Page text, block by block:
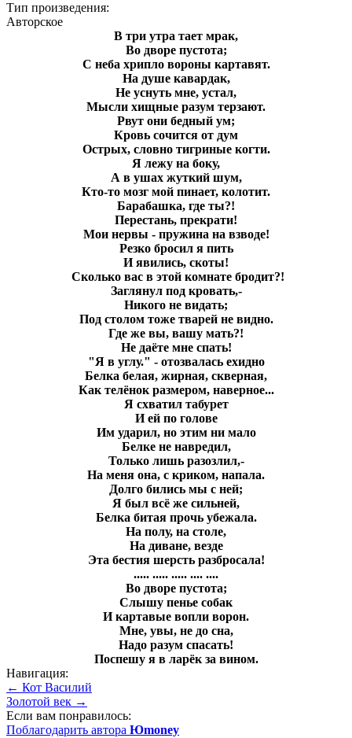
Тип произведения:
Авторское
В три утра тает мрак,
Во дворе пустота;
С неба хрипло вороны картавят.
На душе кавардак,
Не уснуть мне, устал,
Мысли хищные разум терзают.
Рвут они бедный ум;
Кровь сочится от дум
Острых, словно тигриные когти.
Я лежу на боку,
А в ушах жуткий шум,
Кто-то мозг мой пинает, колотит.
Барабашка, где ты?!
Перестань, прекрати!
Мои нервы - пружина на взводе!
Резко бросил я пить
И явились, скоты!
Сколько вас в этой комнате бродит?!
Заглянул под кровать,-
Никого не видать;
Под столом тоже тварей не видно.
Где же вы, вашу мать?!
Не даёте мне спать!
"Я в углу." - отозвалась ехидно
Белка белая, жирная, скверная,
Как телёнок размером, наверное...
Я схватил табурет
И ей по голове
Им ударил, но этим ни мало
Белке не навредил,
Только лишь разозлил,-
На меня она, с криком, напала.
Долго бились мы с ней;
Я был всё же сильней,
Белка битая прочь убежала.
На полу, на столе,
На диване, везде
Эта бестия шерсть разбросала!
..... ..... ..... .... ....
Во дворе пустота;
Слышу пенье собак
И картавые вопли ворон.
Мне, увы, не до сна,
Надо разум спасать!
Поспешу я в ларёк за вином.
Навигация:
← Кот Василий
Золотой век →
Если вам понравилось:
Поблагодарить автора Юmoney